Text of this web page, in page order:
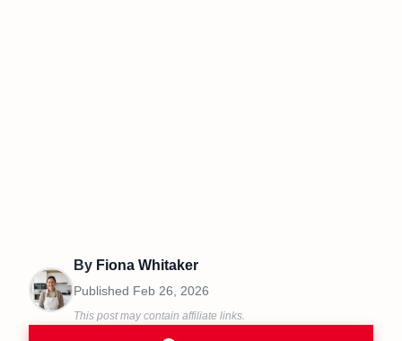
By Fiona Whitaker
Published Feb 26, 2026
This post may contain affiliate links.